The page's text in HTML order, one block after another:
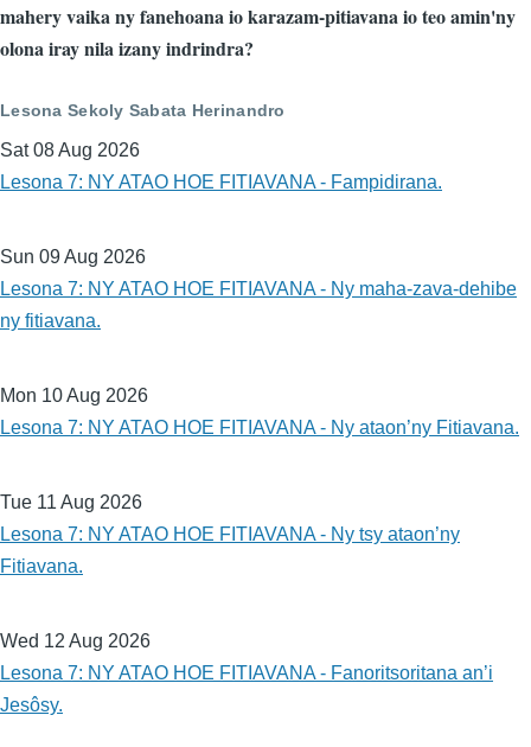
mahery vaika ny fanehoana io karazam-pitiavana io teo amin'ny
olona iray nila izany indrindra?
Lesona Sekoly Sabata Herinandro
Sat 08 Aug 2026
Lesona 7: NY ATAO HOE FITIAVANA - Fampidirana.
Sun 09 Aug 2026
Lesona 7: NY ATAO HOE FITIAVANA - Ny maha-zava-dehibe
ny fitiavana.
Mon 10 Aug 2026
Lesona 7: NY ATAO HOE FITIAVANA - Ny ataon’ny Fitiavana.
Tue 11 Aug 2026
Lesona 7: NY ATAO HOE FITIAVANA - Ny tsy ataon’ny
Fitiavana.
Wed 12 Aug 2026
Lesona 7: NY ATAO HOE FITIAVANA - Fanoritsoritana an’i
Jesôsy.